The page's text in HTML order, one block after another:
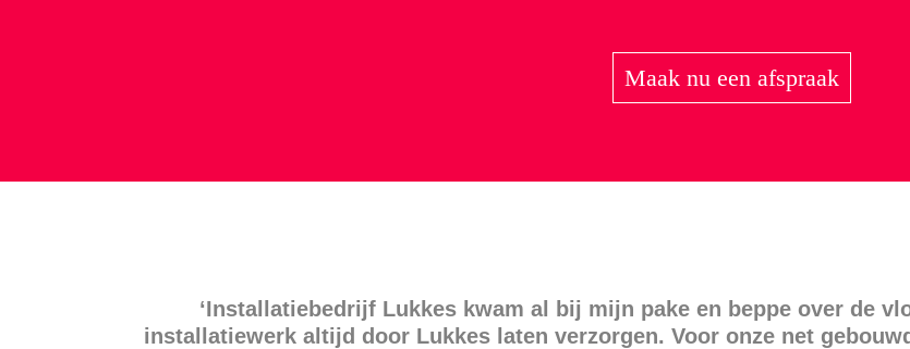
Maak nu een afspraak
‘Installatiebedrijf Lukkes kwam al bij mijn pake en beppe over de
installatiewerk altijd door Lukkes laten verzorgen. Voor onze net